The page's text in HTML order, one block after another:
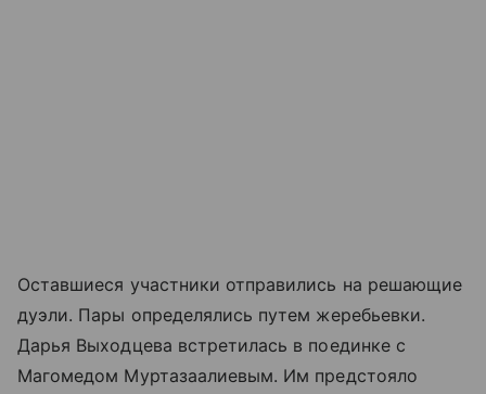
Оставшиеся участники отправились на решающие
дуэли. Пары определялись путем жеребьевки.
Дарья Выходцева встретилась в поединке с
Магомедом Муртазаалиевым. Им предстояло